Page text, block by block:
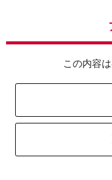
この内容